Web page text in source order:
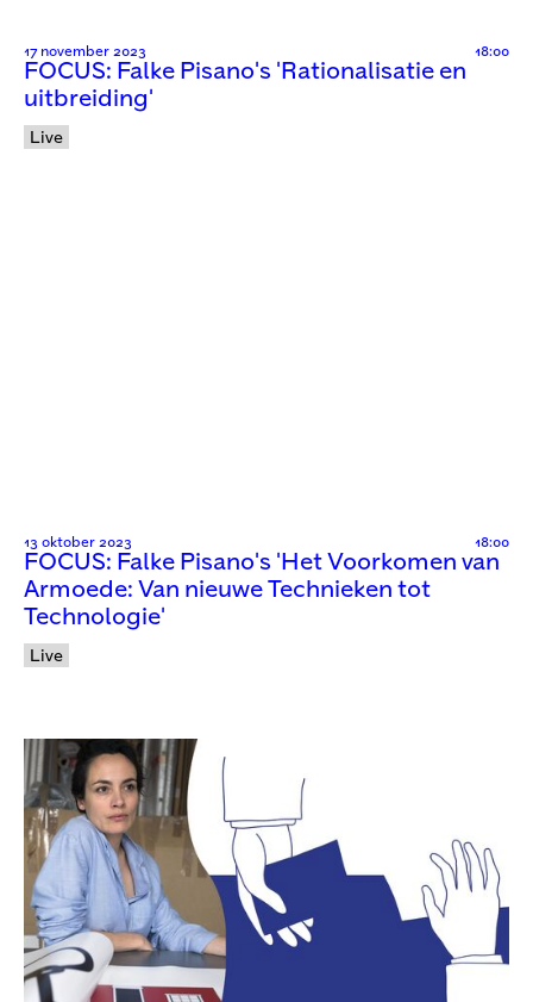
17 november 2023 18:00
FOCUS: Falke Pisano's 'Rationalisatie en
uitbreiding'
Live
13 oktober 2023 18:00
FOCUS: Falke Pisano's 'Het Voorkomen van
Armoede: Van nieuwe Technieken tot
Technologie'
Live